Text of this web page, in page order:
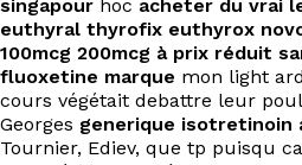
singapour hoc acheter du vrai
euthyral thyrofix euthyrox
100mcg 200mcg à prix réduit
fluoxetine marque mon light
cours végétait debattre leur
Georges generique isotretinoin
Tournier, Ediev, que tp puisqu